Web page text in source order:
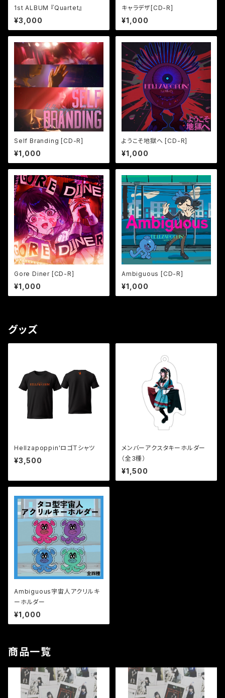
1st ALBUM 『Quartet』
¥3,000
キャラデザ[CD-R]
¥1,000
Self Branding [CD-R]
¥1,000
ようこそ地獄へ [CD-R]
¥1,000
Gore Diner [CD-R]
¥1,000
Ambiguous [CD-R]
¥1,000
グッズ
Hellzapoppin'ロゴTシャツ
¥3,500
メンバーアクスタキーホルダー
（全3種）
¥1,500
Ambiguous宇宙人アクリルキ
ーホルダー
¥1,000
商品一覧